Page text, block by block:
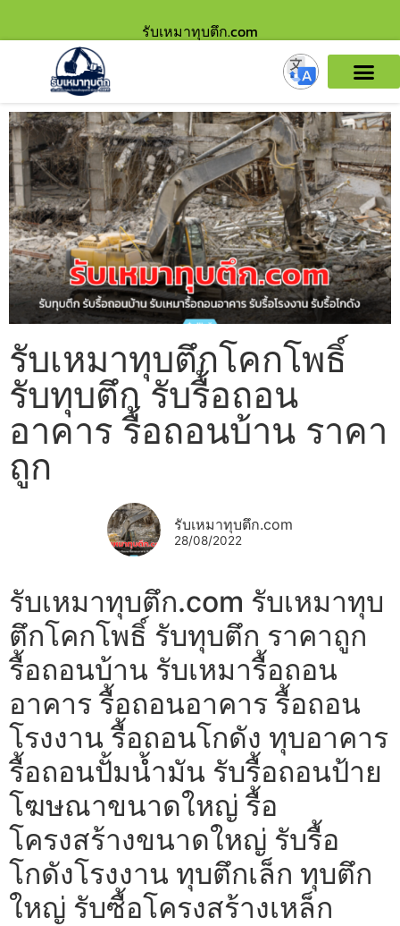
รับเหมาทุบตึก.com
รับเหมาทุบตึกโคกโพธิ์
รับทุบตึก รับรื้อถอน
อาคาร รื้อถอนบ้าน ราคา
ถูก
รับเหมาทุบตึก.com
28/08/2022
รับเหมาทุบตึก.com รับเหมาทุบ
ตึกโคกโพธิ์ รับทุบตึก ราคาถูก
รื้อถอนบ้าน รับเหมารื้อถอน
อาคาร รื้อถอนอาคาร รื้อถอน
โรงงาน รื้อถอนโกดัง ทุบอาคาร
รื้อถอนปั้มน้ำมัน รับรื้อถอนป้าย
โฆษณาขนาดใหญ่ รื้อ
โครงสร้างขนาดใหญ่ รับรื้อ
โกดังโรงงาน ทุบตึกเล็ก ทุบตึก
ใหญ่ รับซื้อโครงสร้างเหล็ก